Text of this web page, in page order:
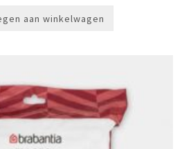
aan winkelwagen